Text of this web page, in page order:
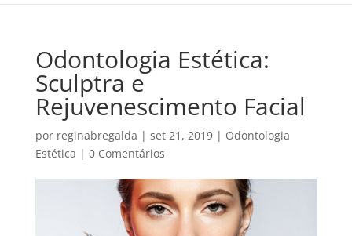
Odontologia Estética:
Sculptra e
Rejuvenescimento Facial
por reginabregalda | set 21, 2019| Odontologia
Estética | 0 Comentários